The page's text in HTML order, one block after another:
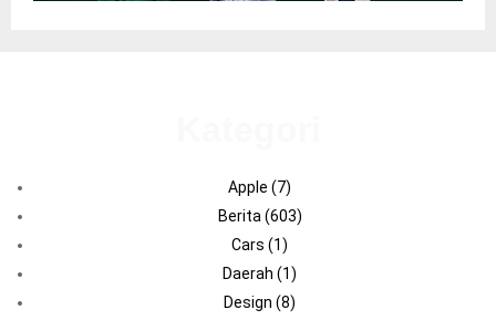
Apple (7)
Berita (603)
Cars (1)
Daerah (1)
Design (8)